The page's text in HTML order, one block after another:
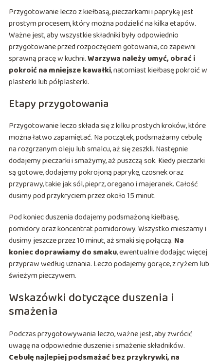
Przygotowanie leczo z kiełbasą, pieczarkami i papryką jest
prostym procesem, który można podzielić na kilka etapów.
Ważne jest, aby wszystkie składniki były odpowiednio
przygotowane przed rozpoczęciem gotowania, co zapewni
sprawną pracę w kuchni.Warzywa należy umyć, obrać i
pokroić na mniejsze kawałki, natomiast kiełbasę pokroić w
plasterki lub półplasterki.
Etapy przygotowania
Przygotowanie leczo składa się z kilku prostych kroków, które
można łatwo zapamiętać. Na początek, podsmażamy cebulę
na rozgrzanym oleju lub smalcu, aż się zeszkli. Następnie
dodajemy pieczarki i smażymy, aż puszczą sok. Kiedy pieczarki
są gotowe, dodajemy pokrojoną paprykę, czosnek oraz
przyprawy, takie jak sól, pieprz, oregano i majeranek. Całość
dusimy pod przykryciem przez około 15 minut.
Pod koniec duszenia dodajemy podsmażoną kiełbasę,
pomidory oraz koncentrat pomidorowy. Wszystko mieszamy i
dusimy jeszcze przez 10 minut, aż smaki się połączą. Na
koniec doprawiamy do smaku, ewentualnie dodając więcej
przypraw według uznania. Leczo podajemy gorące, z ryżem lub
świeżym pieczywem.
Wskazówki dotyczące duszenia i
smażenia
Podczas przygotowywania leczo, ważne jest, aby zwrócić
uwagę na odpowiednie duszenie i smażenie składników.
Cebulę najlepiej podsmażać bez przykrywki, na